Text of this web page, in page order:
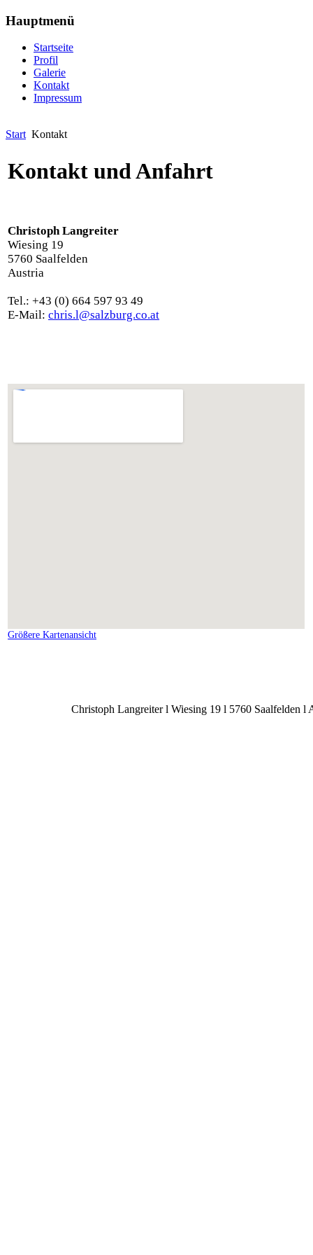
Hauptmenü
Startseite
Profil
Galerie
Kontakt
Impressum
Start Kontakt
Kontakt und Anfahrt
Christoph Langreiter
Wiesing 19
5760 Saalfelden
Austria
Tel.: +43 (0) 664 597 93 49
E-Mail: chris.l@salzburg.co.at
Größere Kartenansicht
Christoph Langreiter l Wiesing 19 l 5760 Saalfelden